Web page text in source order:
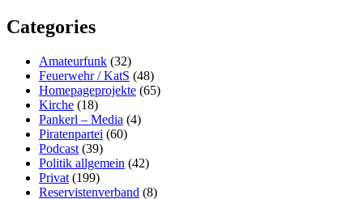
Categories
Amateurfunk (32)
Feuerwehr / KatS (48)
Homepageprojekte (65)
Kirche (18)
Pankerl – Media (4)
Piratenpartei (60)
Podcast (39)
Politik allgemein (42)
Privat (199)
Reservistenverband (8)